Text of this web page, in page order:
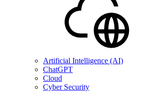
Artificial Intelligence (AI)
ChatGPT
Cloud
Cyber Security